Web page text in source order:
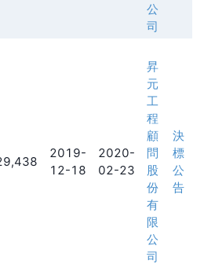
公
司
2019-
12-18
2020-
02-23
昇
元
工
程
顧
問
股
份
有
限
公
司
決
標
公
告